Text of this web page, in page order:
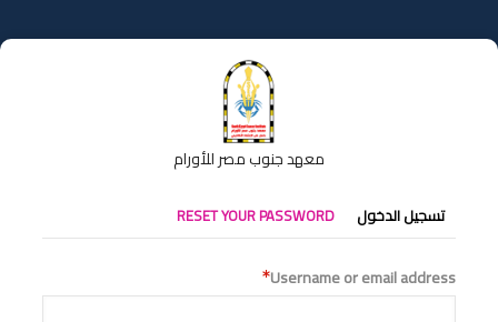
إلى
المحتوى
معهد جنوب مصر للأورام
التبويبات
الأساسية
تسجيل الدخول RESET YOUR PASSWORD
Username or email address